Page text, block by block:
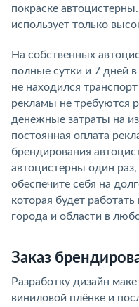
покраске
использует только
На собственных
полные сутки и 7 дней
не находился
рекламы не требуются
денежные затраты на
постоянная оплата
брендирования
автоцистерны один
обеспечите себя на
которая будет
города и области в
Заказ
Разработку дизайн
виниловой плёнке и